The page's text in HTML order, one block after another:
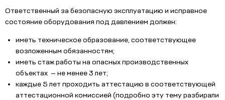
Ответственный за безопасную эксплуатацию и исправное
состояние оборудования под давлением должен:
иметь техническое образование, соответствующее
возложенным обязанностям;
иметь стаж работы на опасных производственных
объектах — не менее 3 лет;
каждые 5 лет проходить аттестацию в соответствующей
аттестационной комиссией (подробно эту тему разбирали